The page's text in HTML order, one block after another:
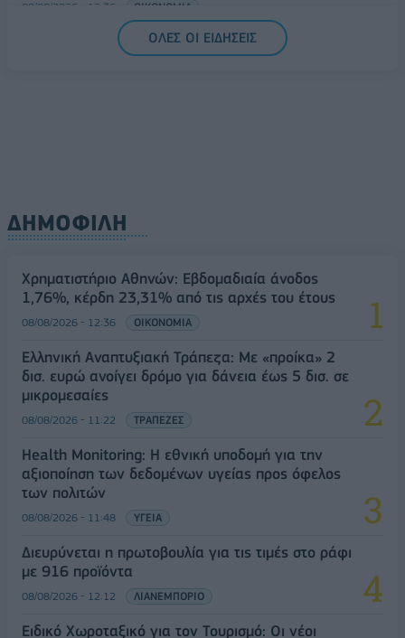
08/08/2026 - 12:36 ΟΙΚΟΝΟΜΙΑ
Διευρύνεται η πρωτοβουλία για τις τιμές στο ράφι
με 916 προϊόντα
ΟΛΕΣ ΟΙ ΕΙΔΗΣΕΙΣ
ΔΗΜΟΦΙΛΗ
Χρηματιστήριο Αθηνών: Εβδομαδιαία άνοδος
1,76%, κέρδη 23,31% από τις αρχές του έτους
08/08/2026 - 12:36 ΟΙΚΟΝΟΜΙΑ
Ελληνική Αναπτυξιακή Τράπεζα: Με «προίκα» 2
δισ. ευρώ ανοίγει δρόμο για δάνεια έως 5 δισ. σε
μικρομεσαίες
08/08/2026 - 11:22 ΤΡΑΠΕΖΕΣ
Health Monitoring: Η εθνική υποδομή για την
αξιοποίηση των δεδομένων υγείας προς όφελος
των πολιτών
08/08/2026 - 11:48 ΥΓΕΙΑ
Διευρύνεται η πρωτοβουλία για τις τιμές στο ράφι
με 916 προϊόντα
08/08/2026 - 12:12 ΛΙΑΝΕΜΠΟΡΙΟ
Ειδικό Χωροταξικό για τον Τουρισμό: Οι νέοι